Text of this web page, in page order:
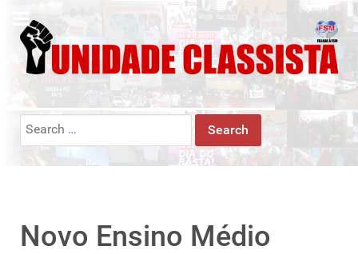
Search
Novo Ensino Médio